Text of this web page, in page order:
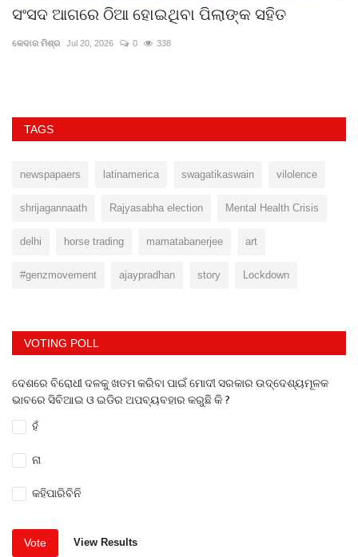
ସଂସଦ ଆଗରେ ଠିଆ ହୋଇଥିବା ପିଲାଙ୍କ ସହିତ
କେଦାର ମିଶ୍ର Jul 20, 2026 0 338
TAGS
newspapaers latinamerica swagatikaswain vilolence
shrijagannaath Rajyasabha election Mental Health Crisis
delhi horse trading mamatabanerjee art
#genzmovement ajaypradhan story Lockdown
VOTING POLL
ଦେଶରେ ବିରୋଧୀ ଦଳକୁ ଖତମ କରିବା ପାଇଁ ମୋଦୀ ସରକାର ଉଦ୍ଦେଶ୍ୟମୂଳକ
ଭାବରେ ସିବିଆଇ ଓ ଇଡିର ଅପବ୍ୟବହାର କରୁଛି କି ?
ହଁ
ନା
କହିପାରିବିନି
Vote View Results